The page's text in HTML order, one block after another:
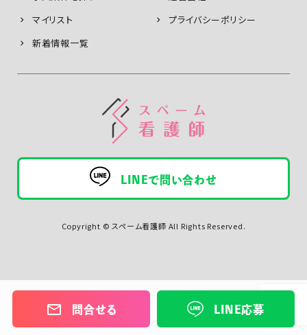
mail_outline 問合せる LINE応募
LINEで問い合わせ
マイリスト
新着情報一覧
プライバシーポリシー
Copyright © スペーム看護師 All Rights Reserved.